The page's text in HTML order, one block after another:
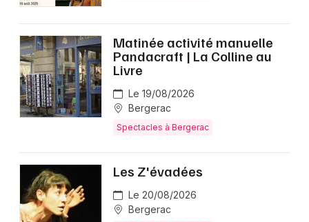
Matinée activité manuelle
Pandacraft | La Colline au
Livre
Le 19/08/2026
Bergerac
Spectacles à Bergerac
Les Z'évadées
Le 20/08/2026
Bergerac